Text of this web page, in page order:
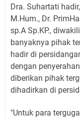
Dra. Suhartati
M.Hum., Dr.
sp.A Sp.KP.,
banyaknya pihak
hadir di
dengan
diberikan pihak
dihadirkan di
"Untuk para